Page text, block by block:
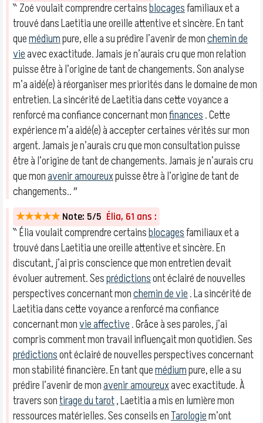
‶ Zoé voulait comprendre certainsblocagesfamiliaux et a
trouvé dans Laetitia une oreille attentive et sincère. En tant
quemédiumpure, elle a su prédire l’avenir de monchemin de
vieavec exactitude. Jamais je n’aurais cru que mon relation
puisse être à l’origine de tant de changements. Son analyse
m’a aidé(e) à réorganiser mes priorités dans le domaine de mon
entretien. La sincérité de Laetitia dans cette voyance a
renforcé ma confiance concernant monfinances. Cette
expérience m’a aidé(e) à accepter certaines vérités sur mon
argent. Jamais je n’aurais cru que mon consultation puisse
être à l’origine de tant de changements. Jamais je n’aurais cru
que monavenir amoureuxpuisse être à l’origine de tant de
changements.. ″
★★★★★ Note: 5/5 Élia, 61 ans :
‶ Élia voulait comprendre certainsblocagesfamiliaux et a
trouvé dans Laetitia une oreille attentive et sincère. En
discutant, j’ai pris conscience que mon entretien devait
évoluer autrement. Sesprédictionsont éclairé de nouvelles
perspectives concernant monchemin de vie. La sincérité de
Laetitia dans cette voyance a renforcé ma confiance
concernant monvie affective. Grâce à ses paroles, j’ai
compris comment mon travail influençait mon quotidien. Ses
prédictionsont éclairé de nouvelles perspectives concernant
mon stabilité financière. En tant quemédiumpure, elle a su
prédire l’avenir de monavenir amoureuxavec exactitude. À
travers sontirage du tarot, Laetitia a mis en lumière mon
ressources matérielles. Ses conseils enTarologiem’ont